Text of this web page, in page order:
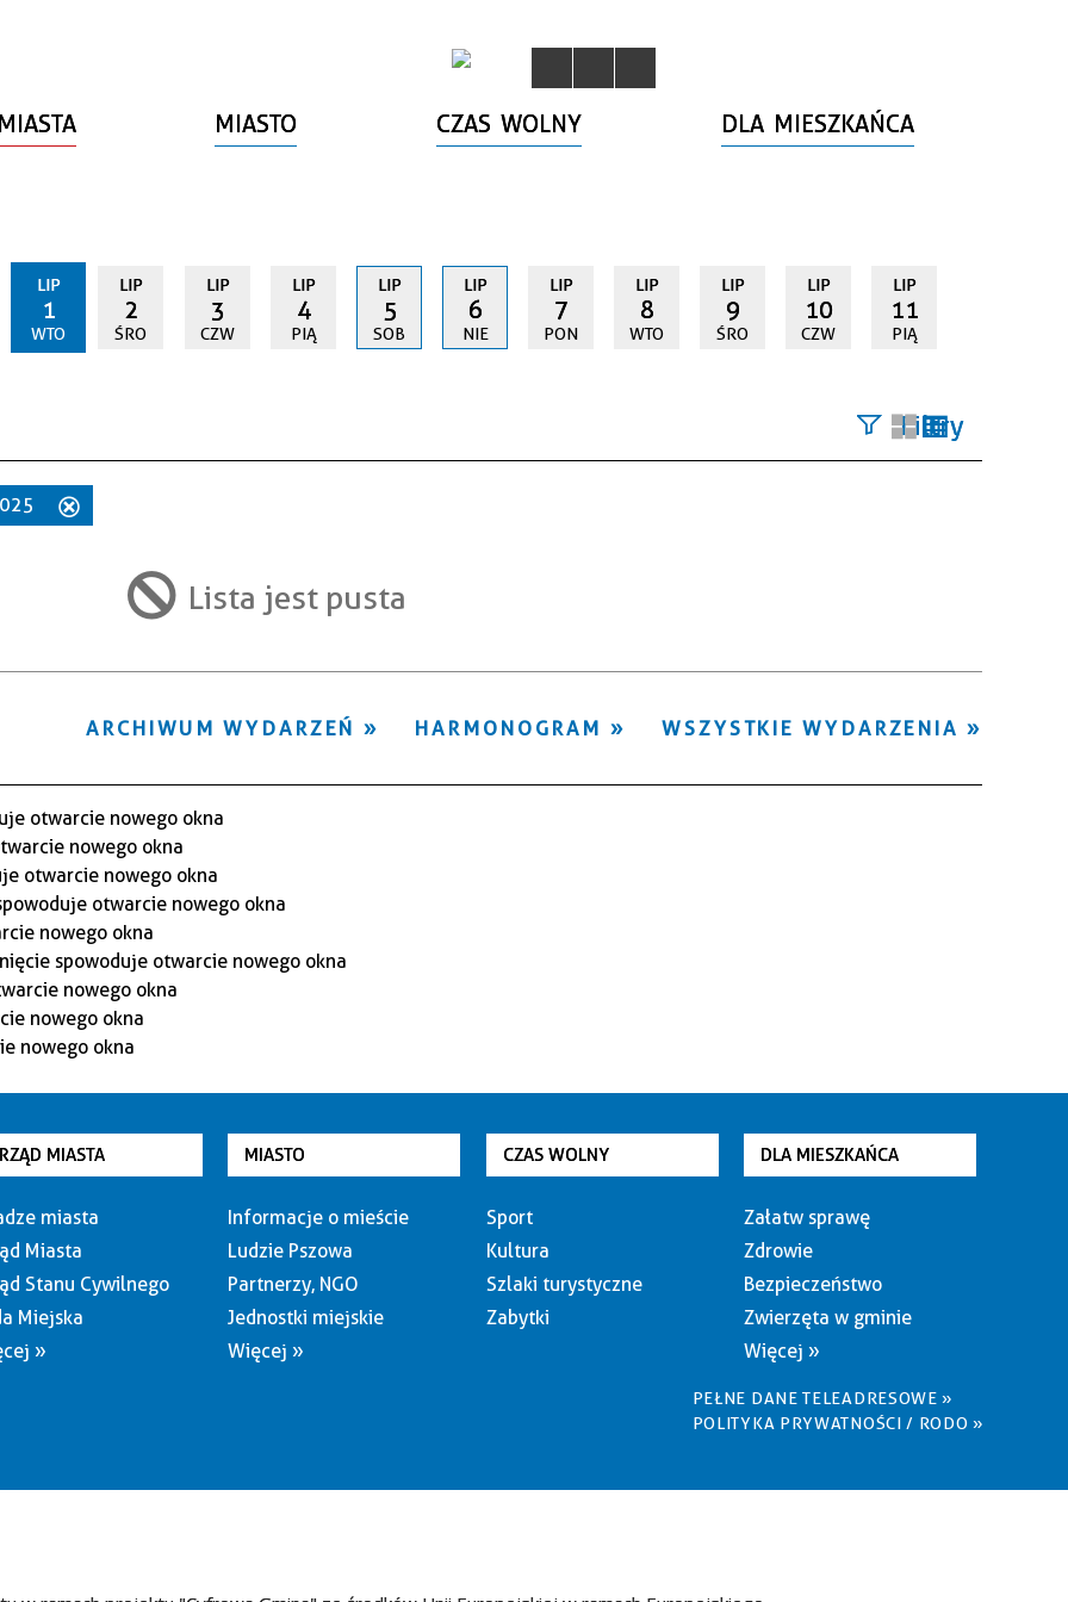
MIASTO CZAS WOLNY DLA MIESZKAŃCA
LIP
1
WTO
LIP
2
ŚRO
LIP
3
CZW
LIP
4
PIĄ
LIP
5
SOB
LIP
6
NIE
LIP
7
PON
LIP
8
WTO
LIP
9
ŚRO
LIP
10
CZW
LIP
11
PIĄ
Filtry
Miejsce
Lista jest pusta
WSZYSTKIE WYDARZENIA
HARMONOGRAM
ARCHIWUM WYDARZEŃ
MIASTA
miasta
Miasta
Stanu Cywilnego
Miejska
»
MIASTO
Informacje o mieście
Ludzie Pszowa
Partnerzy, NGO
Jednostki miejskie
Więcej »
CZAS WOLNY
Sport
Kultura
Szlaki turystyczne
Zabytki
DLA MIESZKAŃCA
Załatw sprawę
Zdrowie
Bezpieczeństwo
Zwierzęta w gminie
Więcej »
PEŁNE DANE TELEADRESOWE »
POLITYKA PRYWATNOŚCI / RODO »